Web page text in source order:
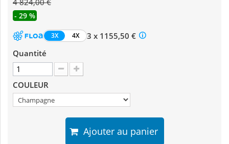
4 824,00 €
- 29 %
3X 4X
3 x 1155,50 €
Quantité
COULEUR
Ajouter au panier